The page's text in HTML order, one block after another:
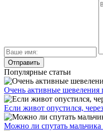
Популярные статьи
Очень активные шевеления
Если живот опустился,
Можно ли спутать